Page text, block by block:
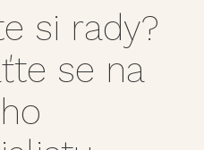
si rady?
se na